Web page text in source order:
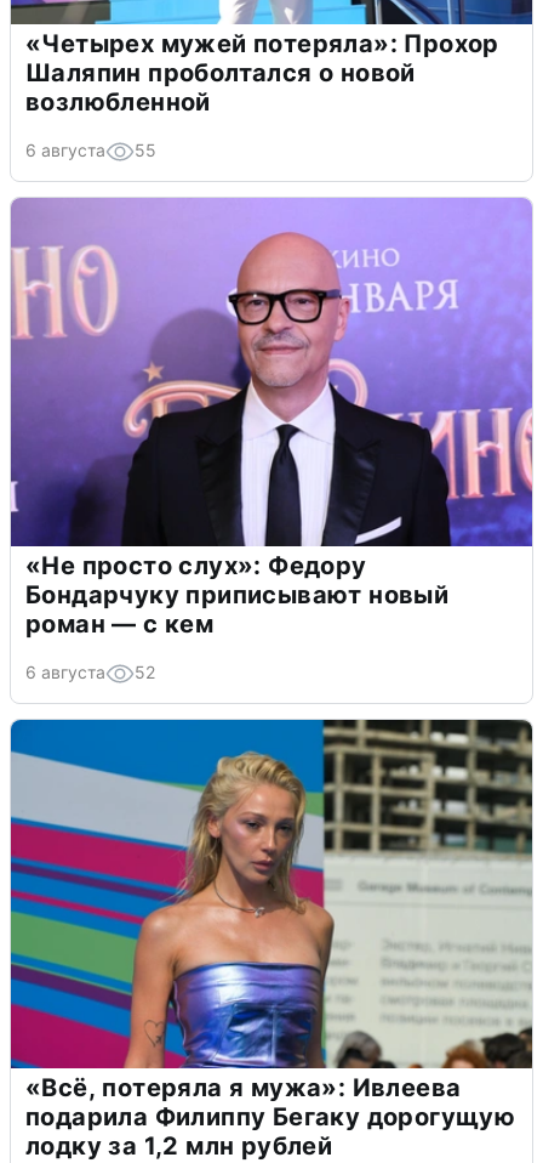
«Четырех мужей потеряла»: Прохор
Шаляпин проболтался о новой
возлюбленной
6 августа 55
«Не просто слух»: Федору
Бондарчуку приписывают новый
роман — с кем
6 августа 52
«Всё, потеряла я мужа»: Ивлеева
подарила Филиппу Бегаку дорогущую
лодку за 1,2 млн рублей